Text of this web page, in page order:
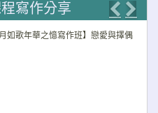
寫作分享
月如歌年華之憶寫作班】戀愛與擇偶